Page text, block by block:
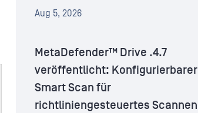
Aug 5, 2026
MetaDefender™ Drive .4.7
veröffentlicht: Konfigurierbarer
Smart Scan für
richtliniengesteuertes Scannen